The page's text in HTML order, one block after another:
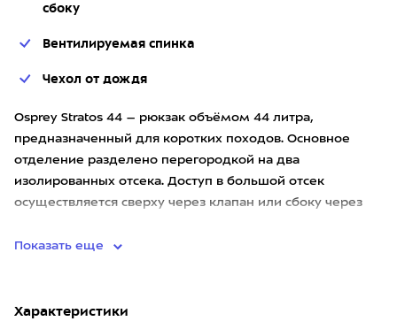
сбоку
Вентилируемая спинка
Чехол от дождя
Osprey Stratos 44 – рюкзак объёмом 44 литра,
предназначенный для коротких походов. Основное
отделение разделено перегородкой на два
изолированных отсека. Доступ в большой отсек
осуществляется сверху через клапан или сбоку через
Показать еще
Характеристики